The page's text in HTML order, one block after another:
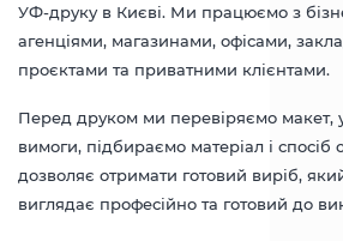
УФ-друку в Києві. Ми працюємо з
агенціями, магазинами, офісами,
проєктами та приватними клієнтами.
Перед друком ми перевіряємо макет,
вимоги, підбираємо матеріал і
дозволяє отримати готовий виріб,
виглядає професійно та готовий до